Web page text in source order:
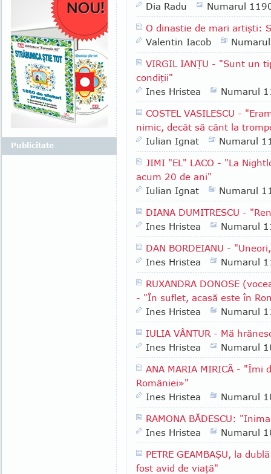
Dia Radu
Numarul
O dinastie de mari artişti:
Valentin Iacob
VIRGIL IANŢU - "Sunt un
condiţii"
Ines Hristea
Numarul
COSTEL VASILESCU -
nimic, decât să cânt la
Iulian Ignat
Numarul
JIMI "EL" LACO - "La
acum 20 de ani"
Iulian Ignat
Numarul
DIANA DUMITRESCU -
Ines Hristea
Numarul
DAN BORDEIANU -
Ines Hristea
Numarul
RUXANDRA DONOSE
- "În suflet, acasă este în
Ines Hristea
Numarul
IULIA VÂNTUR - Mă
Ines Hristea
Numarul
ANA MARIA MIRICĂ - "Îmi
României»"
Ines Hristea
Numarul
RAMONA BĂDESCU:
Ines Hristea
Numarul
PETRE GEAMBAŞU, la
fost avid de viaţă"
Publicitate